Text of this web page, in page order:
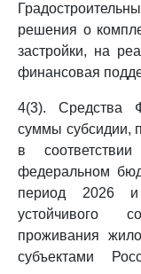
решения о
застройки, на
финансовая
4(3). Средства
суммы субсидии,
в
федеральном
период 2026
устойчивого
проживания
субъектами